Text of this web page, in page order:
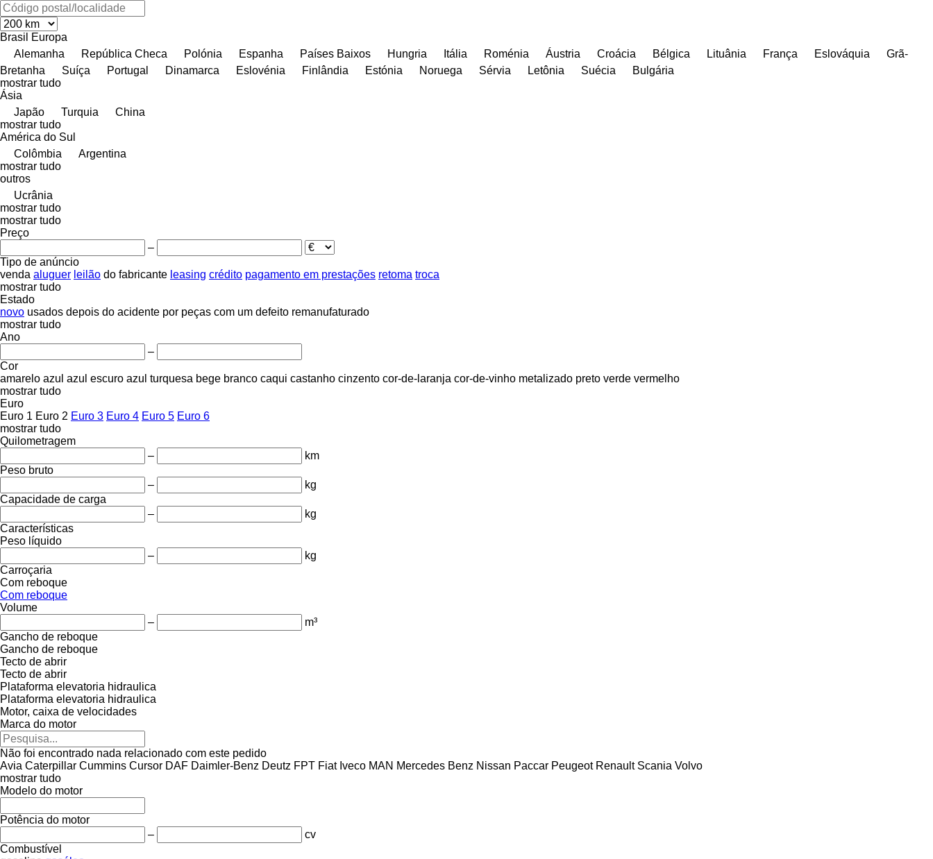
Brasil
Europa
Alemanha
República Checa Polónia Espanha Países Baixos Hungria Itália Roménia Áustria Croácia Bélgica Lituânia França Eslováquia
Grã-
Bretanha
Suíça Portugal Dinamarca Eslovénia Finlândia Estónia Noruega Sérvia Letônia Suécia
Bulgária
mostrar tudo
Ásia
Japão
Turquia
China
mostrar tudo
América do Sul
Colômbia
Argentina
mostrar tudo
outros
Ucrânia
mostrar tudo
mostrar tudo
Preço
–
Tipo de anúncio
venda aluguer leilão do fabricante leasing crédito pagamento em prestações retoma troca
mostrar tudo
Estado
novo usados depois do acidente por peças com um defeito remanufaturado
mostrar tudo
Ano
–
Cor
amarelo azul azul escuro azul turquesa bege branco caqui castanho cinzento cor-de-laranja cor-de-vinho metalizado preto verde vermelho
mostrar tudo
Euro
Euro 1 Euro 2 Euro 3 Euro 4 Euro 5 Euro 6
mostrar tudo
Quilometragem
–
km
Peso bruto
–
kg
Capacidade de carga
–
kg
Características
Peso líquido
–
kg
Carroçaria
Com reboque
Com reboque
Volume
–
m³
Gancho de reboque
Gancho de reboque
Tecto de abrir
Tecto de abrir
Plataforma elevatoria hidraulica
Plataforma elevatoria hidraulica
Motor, caixa de velocidades
Marca do motor
Não foi encontrado nada relacionado com este pedido
Avia Caterpillar Cummins Cursor DAF Daimler-Benz Deutz FPT Fiat Iveco MAN Mercedes Benz Nissan Paccar Peugeot Renault Scania Volvo
mostrar tudo
Modelo do motor
Potência do motor
–
cv
Combustível